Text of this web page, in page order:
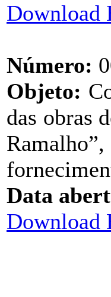
Download
Número:
Objeto:
das obras
Data
Download